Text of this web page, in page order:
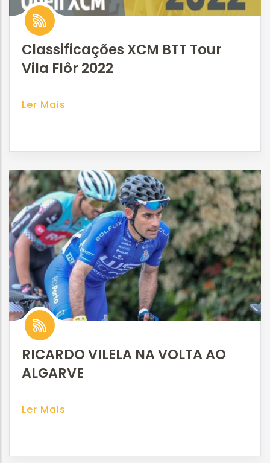
Classificações XCM BTT Tour
Vila Flôr 2022
Ler Mais
RICARDO VILELA NA VOLTA AO
ALGARVE
Ler Mais